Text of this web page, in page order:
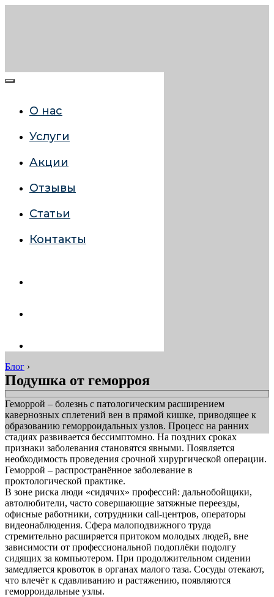
О нас
Услуги
Акции
Отзывы
Статьи
Контакты
Блог ›
Подушка от геморроя
Геморрой – болезнь с патологическим расширением
кавернозных сплетений вен в прямой кишке, приводящее к
образованию геморроидальных узлов. Процесс на ранних
стадиях развивается бессимптомно. На поздних сроках
признаки заболевания становятся явными. Появляется
необходимость проведения срочной хирургической операции.
Геморрой – распространённое заболевание в
проктологической практике.
В зоне риска люди «сидячих» профессий: дальнобойщики,
автолюбители, часто совершающие затяжные переезды,
офисные работники, сотрудники call-центров, операторы
видеонаблюдения. Сфера малоподвижного труда
стремительно расширяется притоком молодых людей, вне
зависимости от профессиональной подоплёки подолгу
сидящих за компьютером. При продолжительном сидении
замедляется кровоток в органах малого таза. Сосуды отекают,
что влечёт к сдавливанию и растяжению, появляются
геморроидальные узлы.